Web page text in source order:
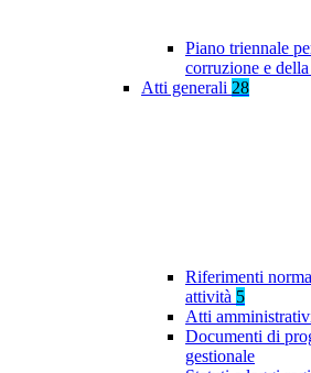
Piano triennale
corruzione e
Atti generali 28
Riferimenti
attività 5
Atti
Documenti di
gestionale